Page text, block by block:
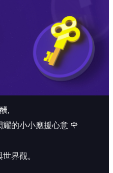
,
的小小應援心意 🌹
界觀。